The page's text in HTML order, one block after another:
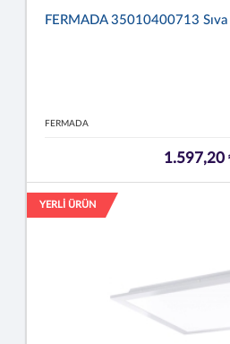
FERMADA 35010400713 Sıva
FERMADA
1.597,20
YERLİ ÜRÜN